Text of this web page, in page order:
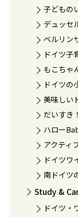
子どもの
デュッセ
ベルリン
ドイツ子
もこちゃ
ドイツの
美味しい
だいすき
ハロー
アクティ
ドイツワ
南ドイツ
Study &
ドイツ・